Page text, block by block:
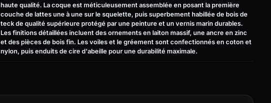
haute qualité. La coque est méticuleusement assemblée en posant la première
couche de lattes une à une sur le squelette, puis superbement habillée de bois de
teck de qualité supérieure protégé par une peinture et un vernis marin durables.
Les finitions détaillées incluent des ornements en laiton massif, une ancre en zinc
et des pièces de bois fin. Les voiles et le gréement sont confectionnés en coton et
nylon, puis enduits de cire d'abeille pour une durabilité maximale.